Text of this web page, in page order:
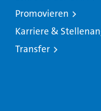
Promovieren
Karriere &
Transfer